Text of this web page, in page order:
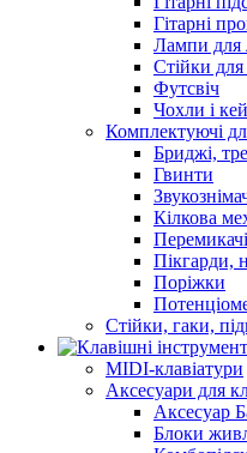
Гітарні
Лампи для
Стійки для
Футсвіч
Чохли і
Комплектуючі
Бриджі,
Гвинти
Кілкова
Перемикачі
Пікгарди,
Поріжки
Стійки, гаки,
MIDI-клавіатури
Аксесуари для
Аксесуар
Блоки